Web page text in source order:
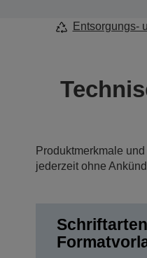
Entsorgungs-
Produktmerkmale
jederzeit ohne